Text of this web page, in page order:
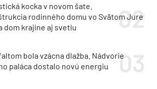
kocka v novom šate.
rodinného domu vo Svätom Jure
dom krajine aj svetlu
bola vzácna dlažba. Nádvorie
paláca dostalo novú energiu